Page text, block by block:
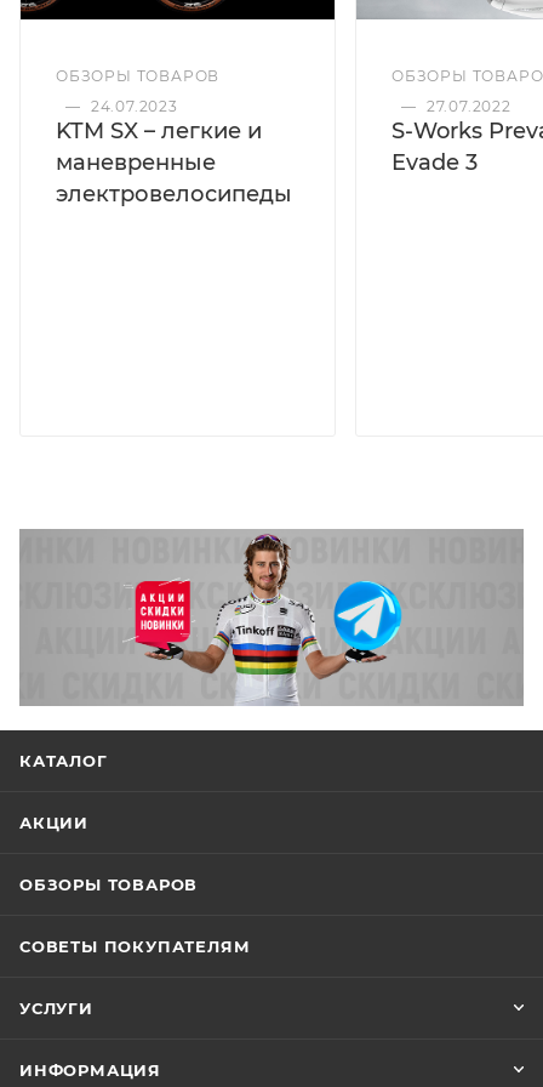
ОБЗОРЫ ТОВАРОВ
— 24.07.2023
KTM SX – легкие и
маневренные
электровелосипеды
ОБЗОРЫ
— 27.07.2022
S-Works
Evade 3
КАТАЛОГ
АКЦИИ
ОБЗОРЫ ТОВАРОВ
СОВЕТЫ ПОКУПАТЕЛЯМ
УСЛУГИ
ИНФОРМАЦИЯ